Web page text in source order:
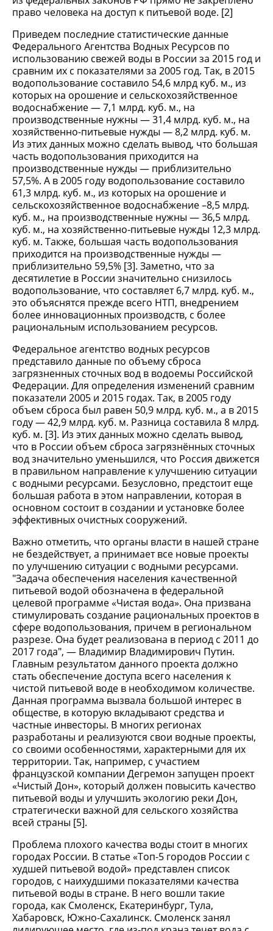
право человека на доступ к питьевой воде. [2]
Приведем последние статистические данные
Федерального Агентства Водных Ресурсов по
использованию свежей воды в России за 2015 год и
сравним их с показателями за 2005 год. Так, в 2015
водопользование составило 54,6 млрд куб. м., из
которых на орошение и сельскохозяйственное
водоснабжение — 7,1 млрд. куб. м., на
производственные нужны — 31,4 млрд. куб. м., на
хозяйственно-питьевые нужды — 8,2 млрд. куб. м.
Из этих данных можно сделать вывод, что большая
часть водопользования приходится на
производственные нужды — приблизительно
57,5%. А в 2005 году водопользование составило
61,3 млрд. куб. м., из которых на орошение и
сельскохозяйственное водоснабжение –8,5 млрд.
куб. м., на производственные нужны — 36,5 млрд.
куб. м., на хозяйственно-питьевые нужды 12,3 млрд.
куб. м. Также, большая часть водопользования
приходится на производственные нужды —
приблизительно 59,5% [3]. Заметно, что за
десятилетие в России значительно снизилось
водопользование, что составляет 6,7 млрд. куб. м.,
это объяснятся прежде всего НТП, внедрением
более инновационных производств, с более
рациональным использованием ресурсов.
Федеральное агентство водных ресурсов
представило данные по объему сброса
загрязненных сточных вод в водоемы Российской
Федерации. Для определения изменений сравним
показатели 2005 и 2015 годах. Так, в 2005 году
объем сброса был равен 50,9 млрд. куб. м., а в 2015
году — 42,9 млрд. куб. м. Разница составила 8 млрд.
куб. м. [3]. Из этих данных можно сделать вывод,
что в России объем сброса загрязнённых сточных
вод значительно уменьшился, что Россия движется
в правильном направление к улучшению ситуации
с водными ресурсами. Безусловно, предстоит еще
большая работа в этом направлении, которая в
основном состоит в создании и установке более
эффективных очистных сооружений.
Важно отметить, что органы власти в нашей стране
не бездействует, а принимает все новые проекты
по улучшению ситуации с водными ресурсами.
"Задача обеспечения населения качественной
питьевой водой обозначена в федеральной
целевой программе «Чистая вода». Она призвана
стимулировать создание рациональных проектов в
сфере водопользования, причем в региональном
разрезе. Она будет реализована в период с 2011 до
2017 года", — Владимир Владимирович Путин.
Главным результатом данного проекта должно
стать обеспечение доступа всего населения к
чистой питьевой воде в необходимом количестве.
Данная программа вызвала большой интерес в
обществе, в которую вкладывают средства и
частные инвесторы. В многих регионах
разработаны и реализуются свои водные проекты,
со своими особенностями, характерными для их
территории. Так, например, с участием
французской компании Дегремон запущен проект
«Чистый Дон», который должен повысить качество
питьевой воды и улучшить экологию реки Дон,
стратегически важной для сельского хозяйства
всей страны [5].
Проблема плохого качества воды стоит в многих
городах России. В статье «Топ-5 городов России с
худшей питьевой водой» представлен список
городов, с наихудшими показателями качества
питьевой воды в стране. В него вошли такие
города, как Смоленск, Екатеринбург, Тула,
Хабаровск, Южно-Сахалинск. Смоленск занял